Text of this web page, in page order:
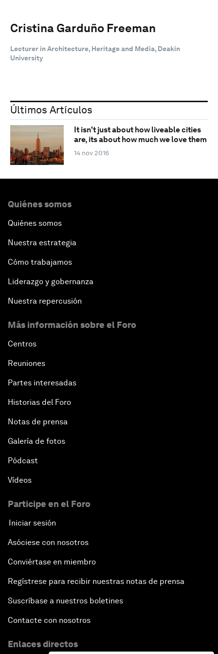
Cristina Garduño Freeman
Lecturer in Architecture, Heritage and Media, Deakin
University
Últimos Artículos
It isn't just about how liveable cities
are, its about how much we love them
14 nov 2016
Quiénes somos
Quiénes somos
Nuestra estrategia
Cómo trabajamos
Liderazgo y gobernanza
Nuestra repercusión
Más información sobre el Foro
Centros
Reuniones
Partes interesadas
Historias del Foro
Notas de prensa
Galería de fotos
Pódcast
Vídeos
Participe en el Foro
Iniciar sesión
Asóciese con nosotros
Conviértase en miembro
Regístrese para recibir nuestras notas de prensa
Suscríbase a nuestros boletines
Contacte con nosotros
Enlaces directos